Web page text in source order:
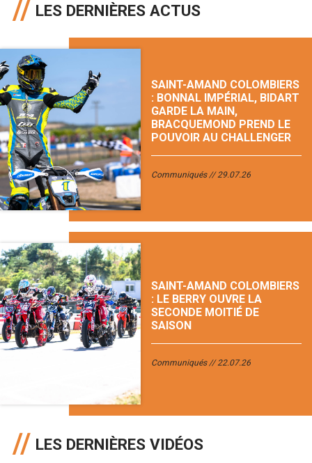
LES DERNIÈRES ACTUS
SAINT-AMAND COLOMBIERS
: BONNAL IMPÉRIAL, BIDART
GARDE LA MAIN,
BRACQUEMOND PREND LE
POUVOIR AU CHALLENGER
Communiqués 29.07.26
SAINT-AMAND COLOMBIERS
: LE BERRY OUVRE LA
SECONDE MOITIÉ DE
SAISON
Communiqués 22.07.26
LES DERNIÈRES VIDÉOS